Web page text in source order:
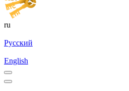
ru
Русский
English